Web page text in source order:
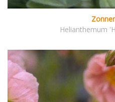
Helianthemum